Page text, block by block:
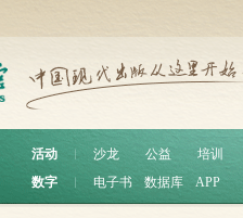
活动 沙龙 公益
培训
数字
电子书 数据库 APP